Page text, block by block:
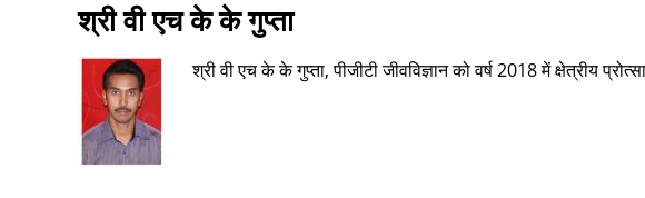
श्री वी एच के के गुप्ता
श्री वी एच के के गुप्ता, पीजीटी जीवविज्ञान को वर्ष 2018 में क्षेत्रीय